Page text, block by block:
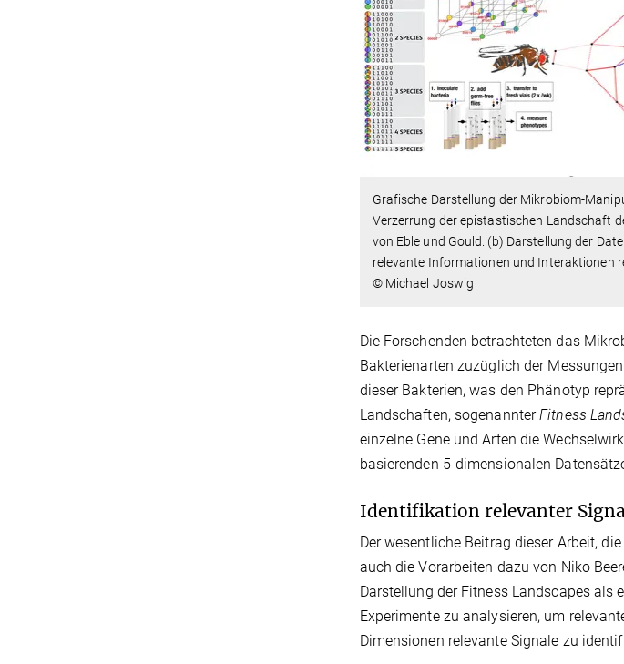
Grafische Darstellung der Mikrobiom-
Verzerrung der epistastischen Landschaft
von Eble und Gould. (b) Darstellung der
relevante Informationen und Interaktionen
© Michael Joswig
Die Forschenden betrachteten das
Bakterienarten zuzüglich der
dieser Bakterien, was den Phänotyp
Landschaften, sogenannterFitness
einzelne Gene und Arten die
basierenden 5-dimensionalen
Identifikation relevanter
Der wesentliche Beitrag dieser Arbeit,
auch die Vorarbeiten dazu von Niko
Darstellung der Fitness Landscapes als
Experimente zu analysieren, um
Dimensionen relevante Signale zu